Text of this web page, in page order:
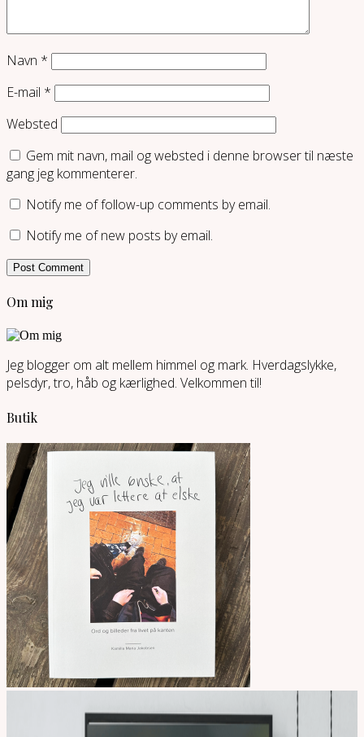
Navn *
E-mail *
Websted
Gem mit navn, mail og websted i denne browser til næste
gang jeg kommenterer.
Notify me of follow-up comments by email.
Notify me of new posts by email.
Om mig
Jeg blogger om alt mellem himmel og mark. Hverdagslykke,
pelsdyr, tro, håb og kærlighed. Velkommen til!
Butik